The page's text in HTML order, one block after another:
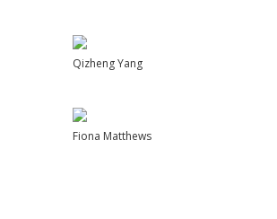
Qizheng Yang
Fiona Matthews